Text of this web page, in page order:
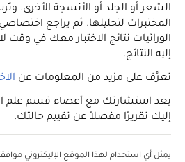
الشعر أو الجلد أو الأنسجة الأخرى.
المختبرات لتحليلها. ثم يراجع
الوِراثيات نتائج الاختبار معك في
إليه النتائج.
تعرَّف على مزيد من المعلومات عن
بعد استشارتك مع أعضاء قسم علم
إليك تقريرًا مفصلاً عن تقييم حالتك.
يمثل أي استخدام لهذا الموقع الإليكتروني